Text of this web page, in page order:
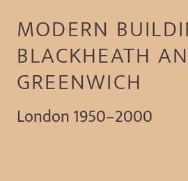
MODERN
BLACKHEATH
GREENWICH
London 1950–2000